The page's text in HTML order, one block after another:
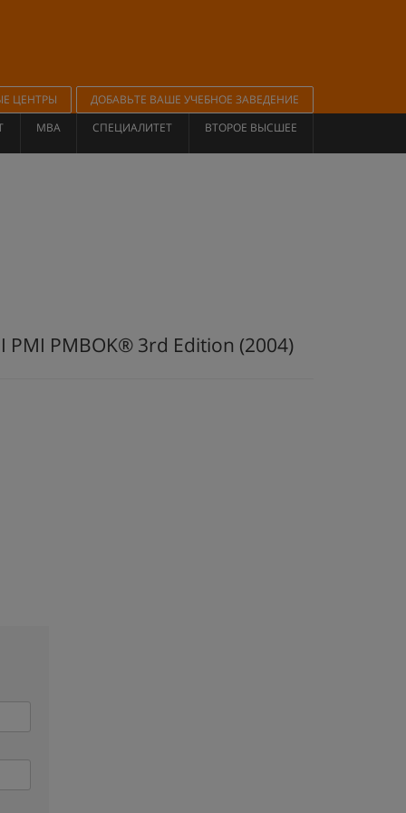
ЦЕНТРЫ
ДОБАВЬТЕ ВАШЕ УЧЕБНОЕ ЗАВЕДЕНИЕ
MBA СПЕЦИАЛИТЕТ ВТОРОЕ ВЫСШЕЕ
PMBOK® 3rd Edition (2004)